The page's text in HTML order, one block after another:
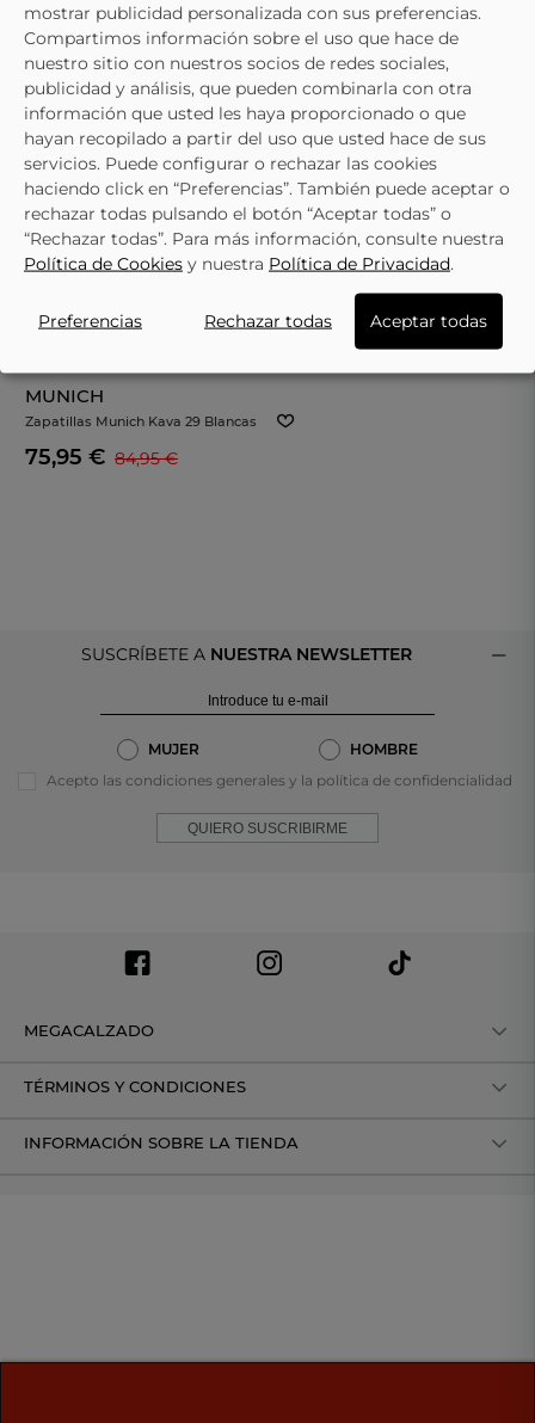
SKECHERS
Zapatilla Skechers BOBS Sport B
Flex Icy Edge Negra 118109-Bbk
59,95 €
LO ÚLTIMO QUE HAS VISTO
MUNICH
Zapatillas Munich Kava 29 Blancas
De Hombre 4175029
75,95 € 84,95 €
SUSCRÍBETE A NUESTRA NEWSLETTER
MUJER
HOMBRE
Acepto las condiciones generales y la política de confidencialidad
QUIERO SUSCRIBIRME
MEGACALZADO
TÉRMINOS Y CONDICIONES
INFORMACIÓN SOBRE LA TIENDA
mostrar publicidad personalizada con sus preferencias.
Compartimos información sobre el uso que hace de
nuestro sitio con nuestros socios de redes sociales,
publicidad y análisis, que pueden combinarla con otra
información que usted les haya proporcionado o que
hayan recopilado a partir del uso que usted hace de sus
servicios. Puede configurar o rechazar las cookies
haciendo click en “Preferencias”. También puede aceptar o
rechazar todas pulsando el botón “Aceptar todas” o
“Rechazar todas”. Para más información, consulte nuestra
Política de Cookies y nuestra Política de Privacidad.
Preferencias Rechazar todas Aceptar todas